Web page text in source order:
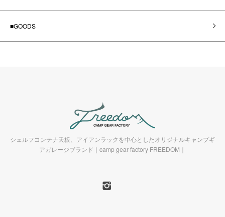
■GOODS
シェルフコンテナ天板、アイアンラックを中心としたオリジナルキャンプギ
アガレージブランド｜camp gear factory FREEDOM｜